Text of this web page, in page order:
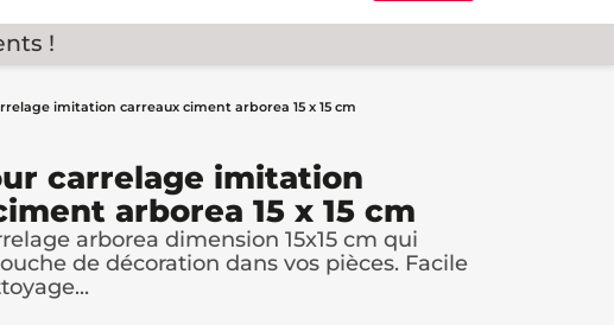
!
imitation carreaux ciment arborea 15 x 15 cm
carrelage imitation
arborea 15 x 15 cm
arborea dimension 15x15 cm qui
de décoration dans vos pièces. Facile